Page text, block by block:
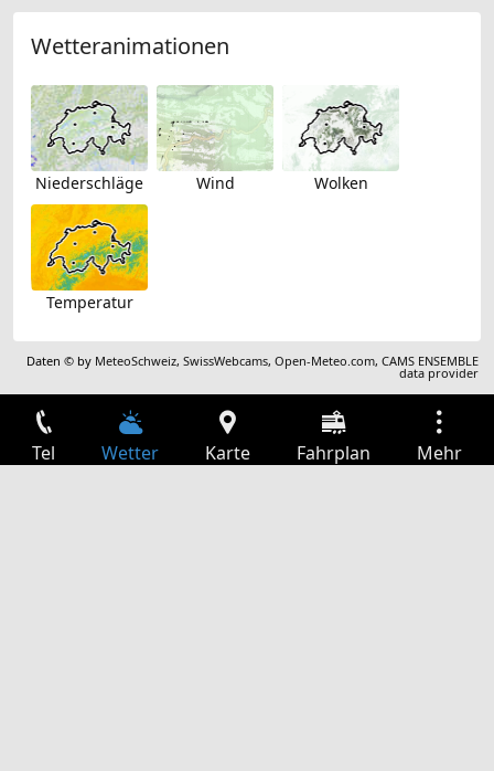
Wetteranimationen
Niederschläge Wind Wolken
Temperatur
Daten © by MeteoSchweiz,SwissWebcams,Open-Meteo.com,CAMS ENSEMBLE
data provider
Tel Wetter Karte Fahrplan Mehr